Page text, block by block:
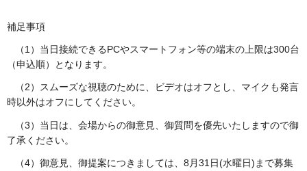
補足事項
（1）当日接続できるPCやスマートフォン等の端末の上限は300台
（申込順）となります。
（2）スムーズな視聴のために、ビデオはオフとし、マイクも発言
時以外はオフにしてください。
（3）当日は、会場からの御意見、御質問を優先いたしますので御
了承ください。
（4）御意見、御提案につきましては、8月31日(水曜日)まで募集